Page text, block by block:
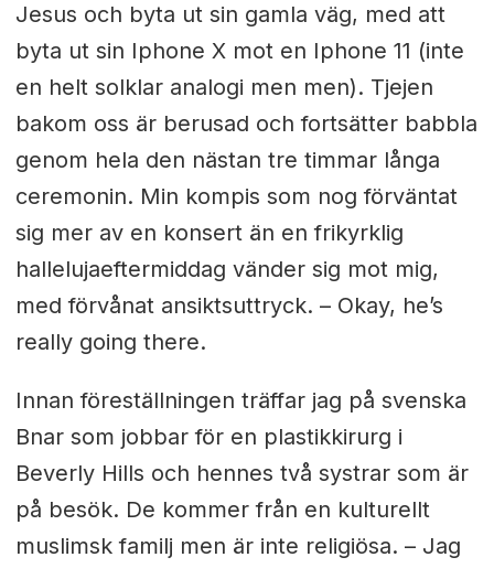
Jesus och byta ut sin gamla väg, med att
byta ut sin Iphone X mot en Iphone 11 (inte
en helt solklar analogi men men). Tjejen
bakom oss är berusad och fortsätter babbla
genom hela den nästan tre timmar långa
ceremonin. Min kompis som nog förväntat
sig mer av en konsert än en frikyrklig
hallelujaeftermiddag vänder sig mot mig,
med förvånat ansiktsuttryck. – Okay, he’s
really going there.
Innan föreställningen träffar jag på svenska
Bnar som jobbar för en plastikkirurg i
Beverly Hills och hennes två systrar som är
på besök. De kommer från en kulturellt
muslimsk familj men är inte religiösa. – Jag